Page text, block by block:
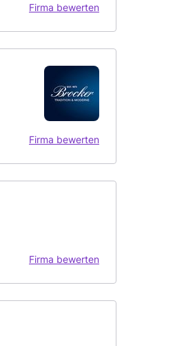
Firma bewerten
Firma bewerten
Firma bewerten